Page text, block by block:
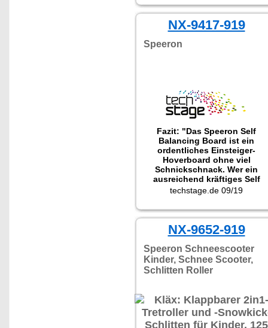
NX-9417-919
Speeron
Fazit: "Das Speeron Self
Balancing Board ist ein
ordentliches Einsteiger-
Hoverboard ohne viel
Schnickschnack. Wer ein
ausreichend kräftiges Self
Balancing Board für Draußen
sucht, bekommt ein
zuverlässiges Gerät, welches
auch für schwerere Fahrer
geeignet ist."
techstage.de 09/19
NX-9652-919
Speeron Schneescooter
Kinder, Schnee Scooter,
Schlitten Roller